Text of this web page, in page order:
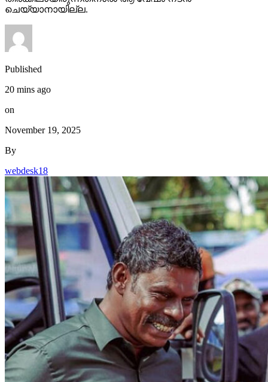
Published
20 mins ago
on
November 19, 2025
By
webdesk18